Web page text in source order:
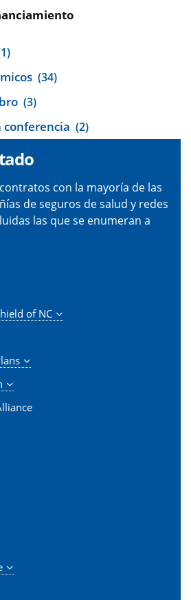
(34)
(3)
conferencia (2)
con la mayoría de las
de seguros de salud y redes
las que se enumeran a
of NC